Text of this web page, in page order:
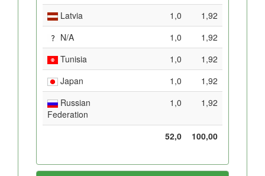
Latvia
1,0
1,92
N/A
1,0
1,92
Tunisia
1,0
1,92
Japan
1,0
1,92
Russian
Federation
1,0 1,92
52,0 100,00